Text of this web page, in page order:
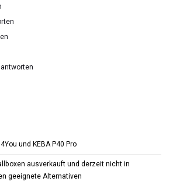
und KEBA P40 Pro
ausverkauft und derzeit nicht in
geeignete Alternativen